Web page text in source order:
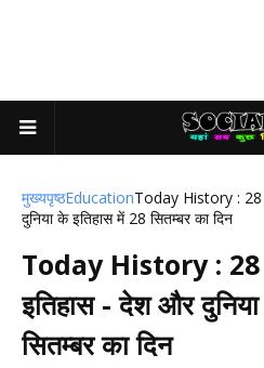
मुख्यपृष्ठEducationToday History : 28
दुनिया के इतिहास में 28 सितम्बर का दिन
Today History :
इतिहास - देश और
सितम्बर का दिन